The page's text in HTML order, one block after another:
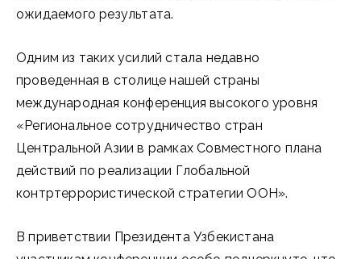
ожидаемого результата.
Одним из таких усилий стала недавно
проведенная в столице нашей страны
международная конференция высокого уровня
«Региональное сотрудничество стран
Центральной Азии в рамках Совместного плана
действий по реализации Глобальной
контртеррористической стратегии ООН».
В приветствии Президента Узбекистана